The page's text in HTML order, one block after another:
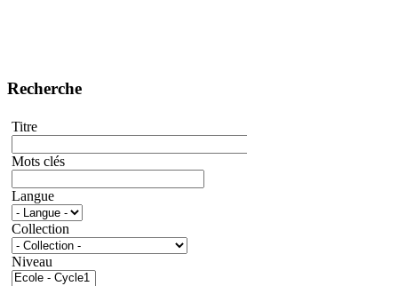
Recherche
Titre
Mots clés
Langue
Collection
Niveau